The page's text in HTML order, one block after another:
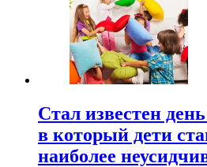
Стал известен
в который дети
наиболее